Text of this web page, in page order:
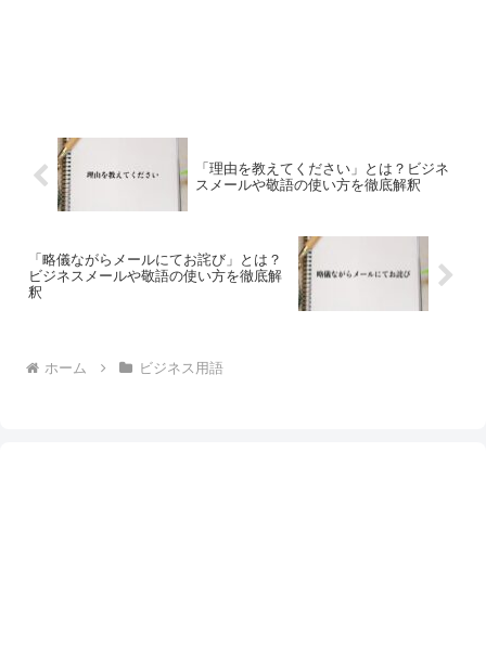
「理由を教えてください」とは？ビジネ
スメールや敬語の使い方を徹底解釈
「略儀ながらメールにてお詫び」とは？
ビジネスメールや敬語の使い方を徹底解
釈
ホーム ビジネス用語